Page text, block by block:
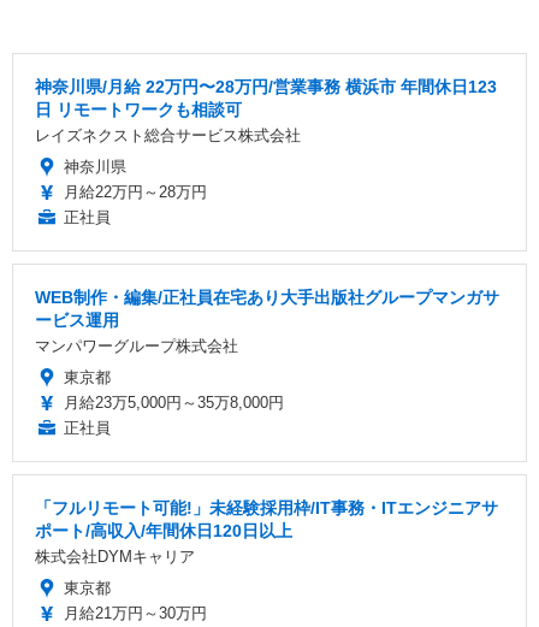
神奈川県/月給 22万円〜28万円/営業事務 横浜市 年間休日123
日 リモートワークも相談可
レイズネクスト総合サービス株式会社
神奈川県
月給22万円～28万円
正社員
WEB制作・編集/正社員在宅あり大手出版社グループマンガサ
ービス運用
マンパワーグループ株式会社
東京都
月給23万5,000円～35万8,000円
正社員
「フルリモート可能!」未経験採用枠/IT事務・ITエンジニアサ
ポート/高収入/年間休日120日以上
株式会社DYMキャリア
東京都
月給21万円～30万円